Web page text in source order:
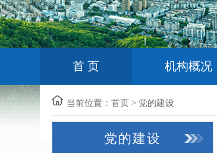
首 页 机构概况
当前位置： 首页 > 党的建设
党的建设